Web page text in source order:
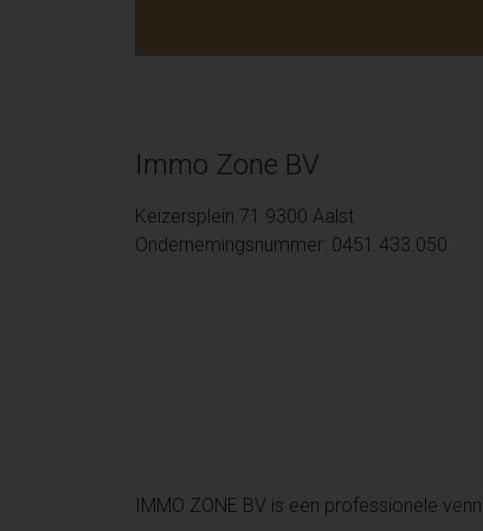
Immo Zone BV
Keizersplein 71 9300 Aalst
Ondernemingsnummer: 0451.433.050
IMMO ZONE BV is een professionele